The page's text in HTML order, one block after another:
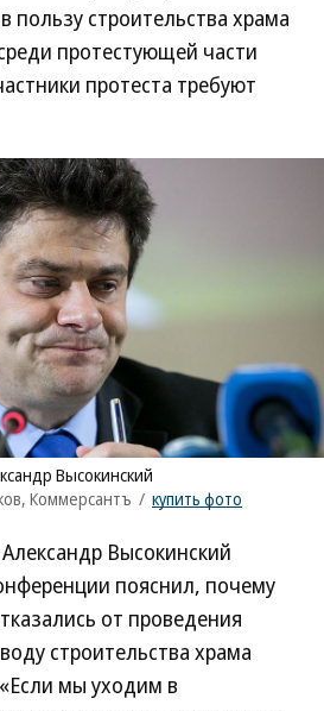
пользу строительства храма
протестующей части
протеста требуют
Высокинский
Коммерсантъ / купить фото
Высокинский
пояснил, почему
от проведения
строительства храма
мы уходим в